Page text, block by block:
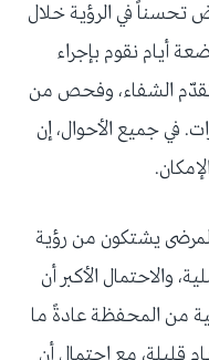
تحسناً في الرؤية خلال
أيام نقوم بإجراء
الشفاء، وفحص من
في جميع الأحوال، إن
يشتكون من رؤية
والاحتمال الأكبر أن
من المحفظة عادةً ما
قليلة، مع احتمال أن